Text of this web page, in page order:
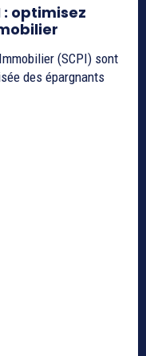
: optimisez
(SCPI) sont
des épargnants